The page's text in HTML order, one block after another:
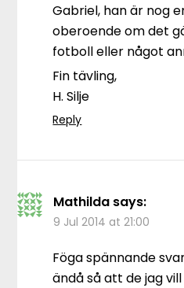
Gabriel, han är nog
oberoende om det
fotboll eller något
Fin tävling,
H. Silje
Reply
Mathilda says:
9 Jul 2014 at 21:00
Föga spännande
ändå så att de jag